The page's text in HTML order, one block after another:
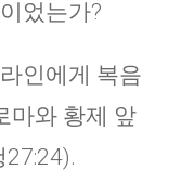
었는가?
인에게 복음
마와 황제 앞